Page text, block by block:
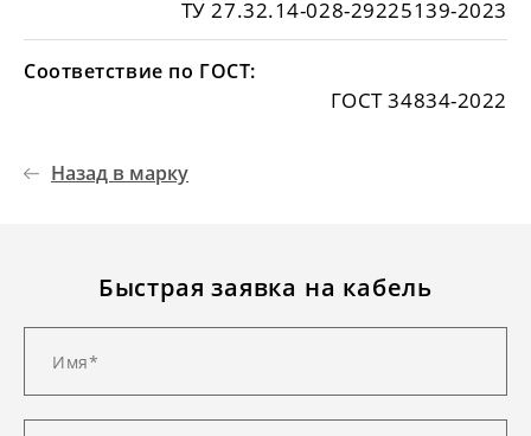
ТУ 27.32.14-028-29225139-2023
Соответствие по ГОСТ:
ГОСТ 34834-2022
Назад в марку
Быстрая заявка на кабель